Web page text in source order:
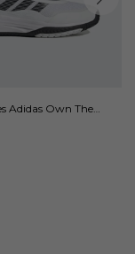
Adidas Own The